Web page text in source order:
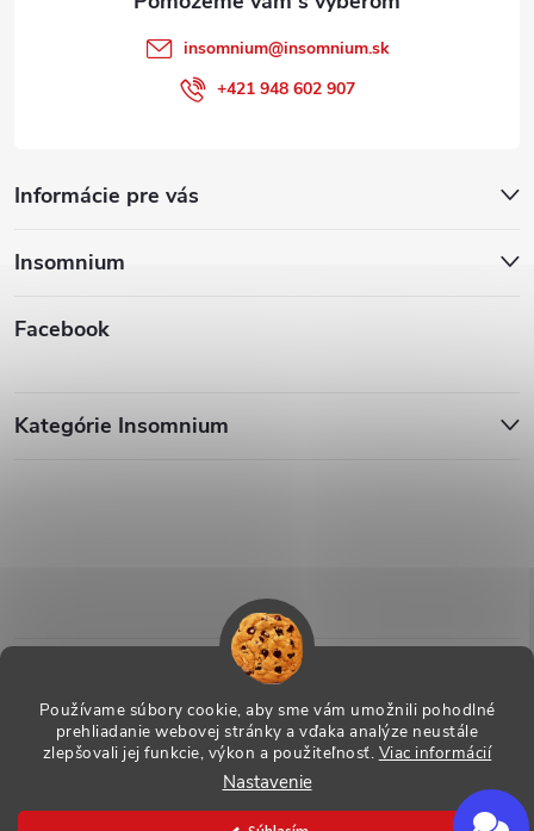
Používame súbory cookie, aby sme vám umožnili pohodlné
prehliadanie webovej stránky a vďaka analýze neustále
zlepšovali jej funkcie, výkon a použiteľnosť. Viac informácií
Nastavenie
Informácie pre vás
Insomnium
Facebook
insomnium@insomnium.sk
+421 948 602 907
Kategórie Insomnium
ESHOP - Insomnium, s.r.o. . Všetky práva vyhradené.